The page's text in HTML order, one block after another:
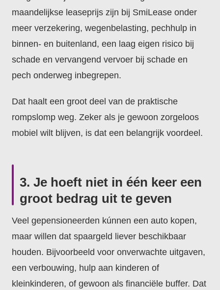
maandelijkse leaseprijs zijn bij SmiLease onder
meer verzekering, wegenbelasting, pechhulp in
binnen- en buitenland, een laag eigen risico bij
schade en vervangend vervoer bij schade en
pech onderweg inbegrepen.
Dat haalt een groot deel van de praktische
rompslomp weg. Zeker als je gewoon zorgeloos
mobiel wilt blijven, is dat een belangrijk voordeel.
3. Je hoeft niet in één keer een
groot bedrag uit te geven
Veel gepensioneerden kúnnen een auto kopen,
maar willen dat spaargeld liever beschikbaar
houden. Bijvoorbeeld voor onverwachte uitgaven,
een verbouwing, hulp aan kinderen of
kleinkinderen, of gewoon als financiële buffer. Dat